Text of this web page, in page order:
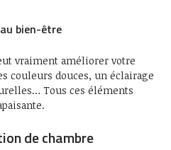
bien-être
vraiment améliorer votre
couleurs douces, un éclairage
Tous ces éléments
de chambre